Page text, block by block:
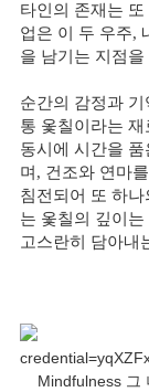
타인의 존재는
업은 이 두 우주,
을 남기는 지점
순간의 감정과
통 옻칠이라는
동시에 시간을 품
며, 건조와 연마
침전되어 또 하나
는 옻칠의 깊이
고스란히 담아내
Mindfulness 그